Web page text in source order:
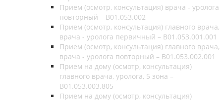
Прием (осмотр, консультация) врача - уролога
повторный – B01.053.002
Прием (осмотр, консультация) главного врача,
врача - уролога первичный – B01.053.001.001
Прием (осмотр, консультация) главного врача,
врача - уролога повторный – B01.053.002.001
Прием на дому (осмотр, консультация)
главного врача, уролога, 5 зона –
B01.053.003.805
Прием на дому (осмотр, консультация)